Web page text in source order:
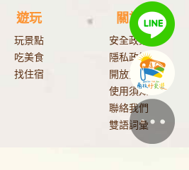
遊玩
玩景點
吃美食
找住宿
關於
安全政策
隱私政策
開放資料
使用須知
聯絡我們
雙語詞彙